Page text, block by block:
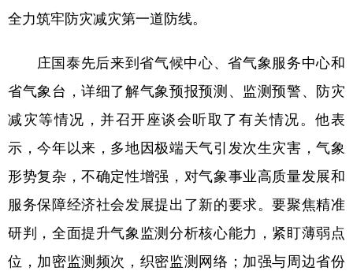
全力筑牢防灾减灾第一道防线。
庄国泰先后来到省气候中心、省气象服务中心和
省气象台，详细了解气象预报预测、监测预警、防灾
减灾等情况，并召开座谈会听取了有关情况。他表
示，今年以来，多地因极端天气引发次生灾害，气象
形势复杂，不确定性增强，对气象事业高质量发展和
服务保障经济社会发展提出了新的要求。要聚焦精准
研判，全面提升气象监测分析核心能力，紧盯薄弱点
位，加密监测频次，织密监测网络；加强与周边省份